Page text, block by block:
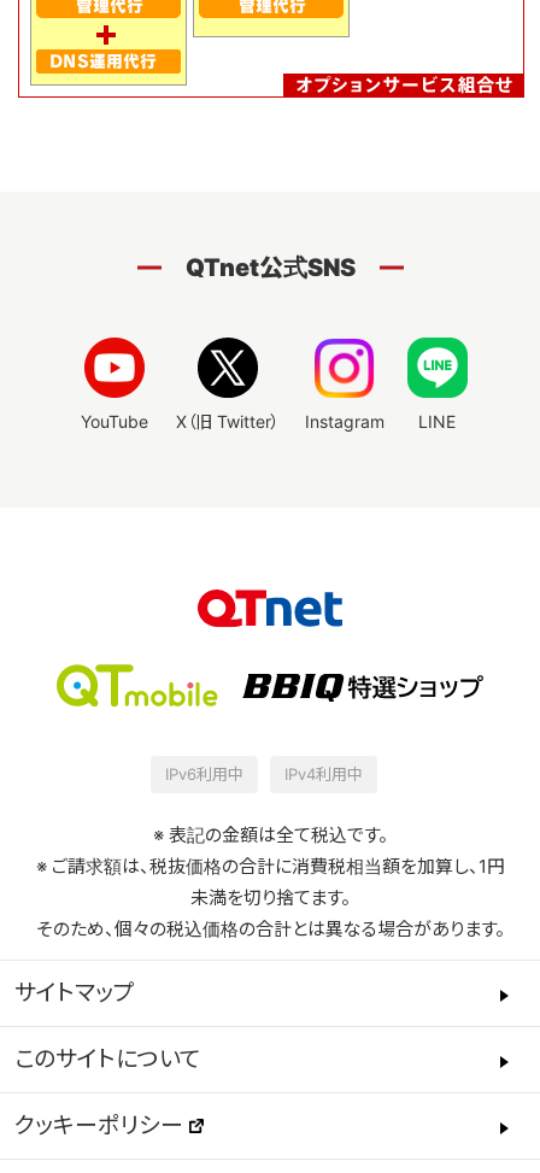
QTnet公式SNS
YouTube X（旧 Twitter） Instagram LINE
IPv6利用中 IPv4利用中
※ 表記の金額は全て税込です。
※ ご請求額は、税抜価格の合計に消費税相当額を加算し、1円
未満を切り捨てます。
そのため、個々の税込価格の合計とは異なる場合があります。
サイトマップ
このサイトについて
クッキーポリシー